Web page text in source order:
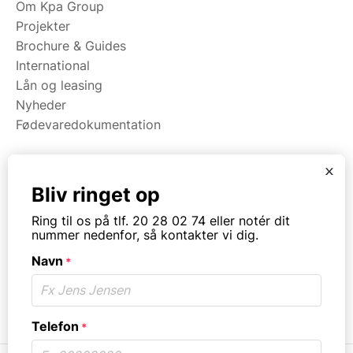
Om Kpa Group
Projekter
Brochure & Guides
International
Lån og leasing
Nyheder
Fødevaredokumentation
Maskiner
Koge/varme/stege
Bageri
Opvask
Opbevaring
Virksomhedstype
x
Bliv ringet op
Ring til os på tlf. 20 28 02 74 eller notér dit
nummer nedenfor, så kontakter vi dig.
Navn *
Telefon *